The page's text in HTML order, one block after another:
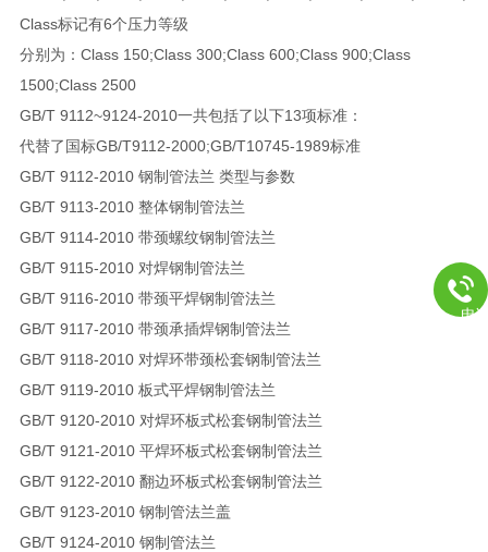
Class标记有6个压力等级
分别为：Class 150;Class 300;Class 600;Class 900;Class
1500;Class 2500
GB/T 9112~9124-2010一共包括了以下13项标准：
代替了国标GB/T9112-2000;GB/T10745-1989标准
GB/T 9112-2010 钢制管法兰 类型与参数
GB/T 9113-2010 整体钢制管法兰
GB/T 9114-2010 带颈螺纹钢制管法兰
GB/T 9115-2010 对焊钢制管法兰
GB/T 9116-2010 带颈平焊钢制管法兰
GB/T 9117-2010 带颈承插焊钢制管法兰
GB/T 9118-2010 对焊环带颈松套钢制管法兰
GB/T 9119-2010 板式平焊钢制管法兰
GB/T 9120-2010 对焊环板式松套钢制管法兰
GB/T 9121-2010 平焊环板式松套钢制管法兰
GB/T 9122-2010 翻边环板式松套钢制管法兰
GB/T 9123-2010 钢制管法兰盖
GB/T 9124-2010 钢制管法兰
电